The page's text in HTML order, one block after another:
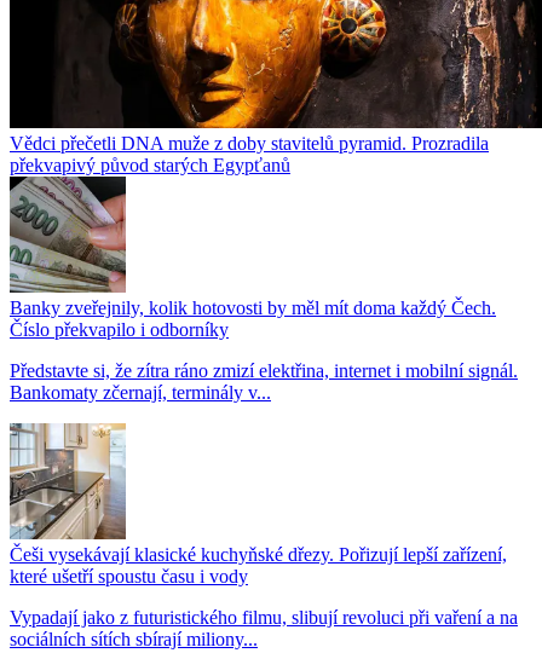
Vědci přečetli DNA muže z doby stavitelů pyramid. Prozradila
překvapivý původ starých Egypťanů
Banky zveřejnily, kolik hotovosti by měl mít doma každý Čech.
Číslo překvapilo i odborníky
Představte si, že zítra ráno zmizí elektřina, internet i mobilní signál.
Bankomaty zčernají, terminály v...
Češi vysekávají klasické kuchyňské dřezy. Pořizují lepší zařízení,
které ušetří spoustu času i vody
Vypadají jako z futuristického filmu, slibují revoluci při vaření a na
sociálních sítích sbírají miliony...